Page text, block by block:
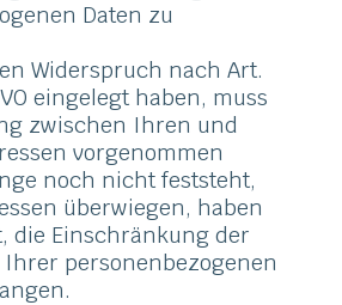
Daten zu
Widerspruch nach Art.
eingelegt haben, muss
zwischen Ihren und
vorgenommen
noch nicht feststeht,
überwiegen, haben
die Einschränkung der
personenbezogenen